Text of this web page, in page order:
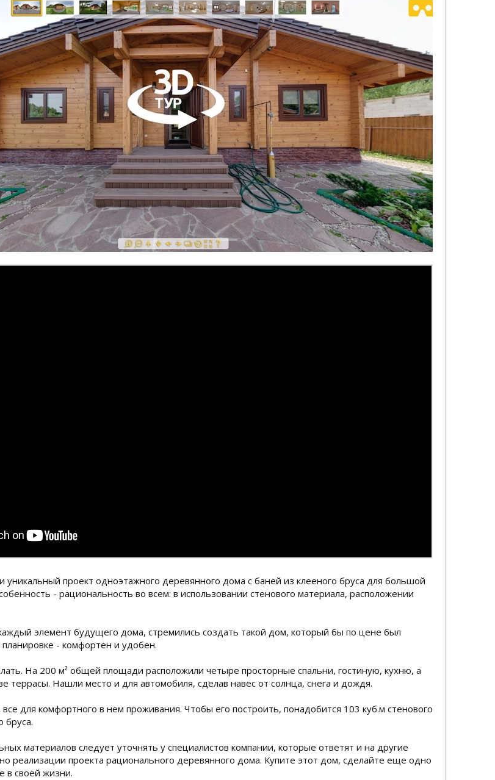
уникальный проект одноэтажного деревянного дома с баней из клееного бруса для большой
- рациональность во всем: в использовании стенового материала, расположении
элемент будущего дома, стремились создать такой дом, который бы по цене был
планировке - комфортен и удобен.
На 200 м² общей площади расположили четыре просторные спальни, гостиную, кухню, а
террасы. Нашли место и для автомобиля, сделав навес от солнца, снега и дождя.
для комфортного в нем проживания. Чтобы его построить, понадобится 103 куб.м стенового
бруса.
материалов следует уточнять у специалистов компании, которые ответят и на другие
реализации проекта рационального деревянного дома. Купите этот дом, сделайте еще одно
в своей жизни.